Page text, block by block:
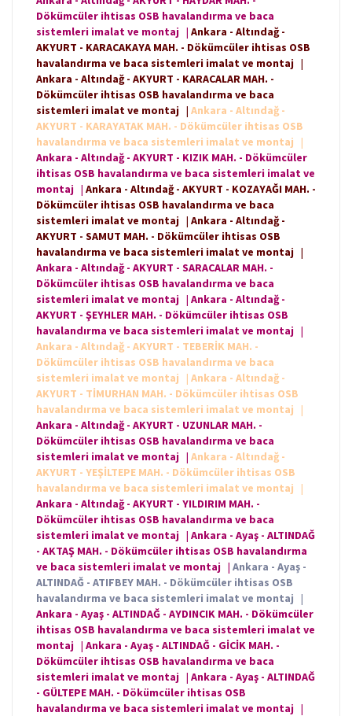
Dökümcüler ihtisas OSB havalandırma ve baca
sistemleri imalat ve montaj | Ankara - Altındağ -
AKYURT - KARACAKAYA MAH. - Dökümcüler ihtisas OSB
havalandırma ve baca sistemleri imalat ve montaj |
Ankara - Altındağ - AKYURT - KARACALAR MAH. -
Dökümcüler ihtisas OSB havalandırma ve baca
sistemleri imalat ve montaj | Ankara - Altındağ -
AKYURT - KARAYATAK MAH. - Dökümcüler ihtisas OSB
havalandırma ve baca sistemleri imalat ve montaj
|
Ankara - Altındağ - AKYURT - KIZIK MAH. - Dökümcüler
ihtisas OSB havalandırma ve baca sistemleri imalat ve
montaj | Ankara - Altındağ - AKYURT - KOZAYAĞI MAH. -
Dökümcüler ihtisas OSB havalandırma ve baca
sistemleri imalat ve montaj | Ankara - Altındağ -
AKYURT - SAMUT MAH. - Dökümcüler ihtisas OSB
havalandırma ve baca sistemleri imalat ve montaj |
Ankara - Altındağ - AKYURT - SARACALAR MAH. -
Dökümcüler ihtisas OSB havalandırma ve baca
sistemleri imalat ve montaj | Ankara - Altındağ -
AKYURT - ŞEYHLER MAH. - Dökümcüler ihtisas OSB
havalandırma ve baca sistemleri imalat ve montaj |
Ankara - Altındağ - AKYURT - TEBERİK MAH. -
Dökümcüler ihtisas OSB havalandırma ve baca
sistemleri imalat ve montaj
| Ankara - Altındağ -
AKYURT - TİMURHAN MAH. - Dökümcüler ihtisas OSB
havalandırma ve baca sistemleri imalat ve montaj
|
Ankara - Altındağ - AKYURT - UZUNLAR MAH. -
Dökümcüler ihtisas OSB havalandırma ve baca
sistemleri imalat ve montaj | Ankara - Altındağ -
AKYURT - YEŞİLTEPE MAH. - Dökümcüler ihtisas OSB
havalandırma ve baca sistemleri imalat ve montaj
|
Ankara - Altındağ - AKYURT - YILDIRIM MAH. -
Dökümcüler ihtisas OSB havalandırma ve baca
sistemleri imalat ve montaj | Ankara - Ayaş - ALTINDAĞ
- AKTAŞ MAH. - Dökümcüler ihtisas OSB havalandırma
ve baca sistemleri imalat ve montaj | Ankara - Ayaş -
ALTINDAĞ - ATIFBEY MAH. - Dökümcüler ihtisas OSB
havalandırma ve baca sistemleri imalat ve montaj |
Ankara - Ayaş - ALTINDAĞ - AYDINCIK MAH. - Dökümcüler
ihtisas OSB havalandırma ve baca sistemleri imalat ve
montaj | Ankara - Ayaş - ALTINDAĞ - GİCİK MAH. -
Dökümcüler ihtisas OSB havalandırma ve baca
sistemleri imalat ve montaj | Ankara - Ayaş - ALTINDAĞ
- GÜLTEPE MAH. - Dökümcüler ihtisas OSB
havalandırma ve baca sistemleri imalat ve montaj |